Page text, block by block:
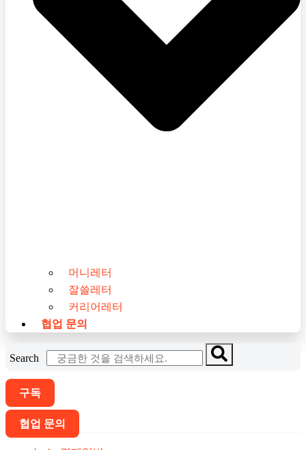
머니레터
잘쓸레터
커리어레터
협업 문의
Search
구독
협업 문의